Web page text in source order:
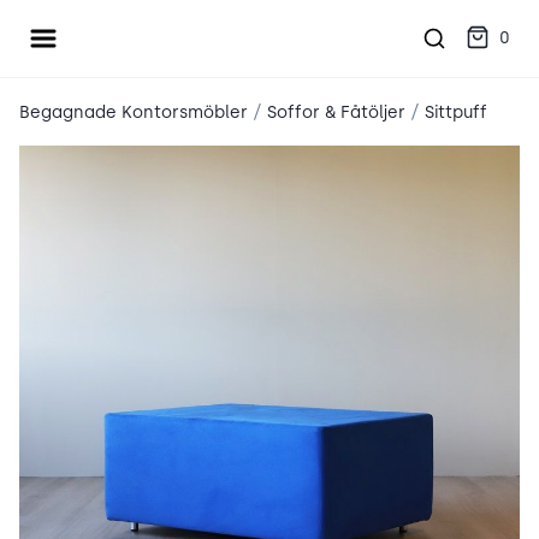
Öppna meny 0
Begagnade Kontorsmöbler / Soffor & Fåtöljer / Sittpuff